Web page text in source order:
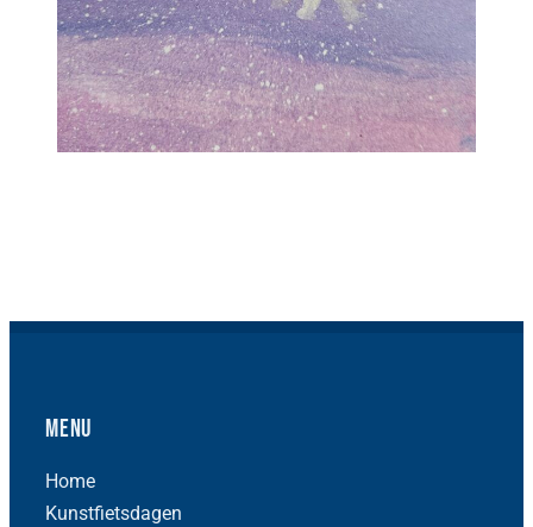
Menu
Home
Kunstfietsdagen